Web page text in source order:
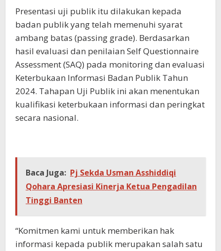
Presentasi uji publik itu dilakukan kepada
badan publik yang telah memenuhi syarat
ambang batas (passing grade). Berdasarkan
hasil evaluasi dan penilaian Self Questionnaire
Assessment (SAQ) pada monitoring dan evaluasi
Keterbukaan Informasi Badan Publik Tahun
2024. Tahapan Uji Publik ini akan menentukan
kualifikasi keterbukaan informasi dan peringkat
secara nasional.
Baca Juga: Pj Sekda Usman Asshiddiqi
Qohara Apresiasi Kinerja Ketua Pengadilan
Tinggi Banten
“Komitmen kami untuk memberikan hak
informasi kepada publik merupakan salah satu